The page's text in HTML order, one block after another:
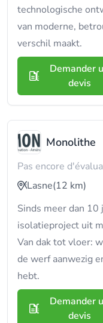
technologische
van moderne,
verschil maakt.
Demander
devis
Monolithe
Pas encore
Lasne(12 km)
Sinds meer dan
isolatieproject uit
Van dak tot vloer:
de werf aanwezig
hebt.
Demander
devis